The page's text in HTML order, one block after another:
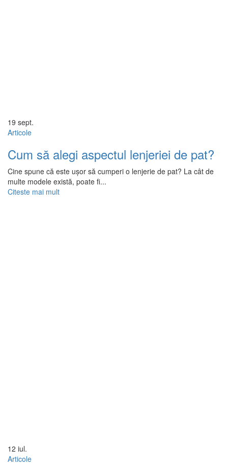
19 sept.
Articole
Cum să alegi aspectul lenjeriei de pat?
Cine spune că este ușor să cumperi o lenjerie de pat? La cât de
multe modele există, poate fi...
Citeste mai mult
12 iul.
Articole